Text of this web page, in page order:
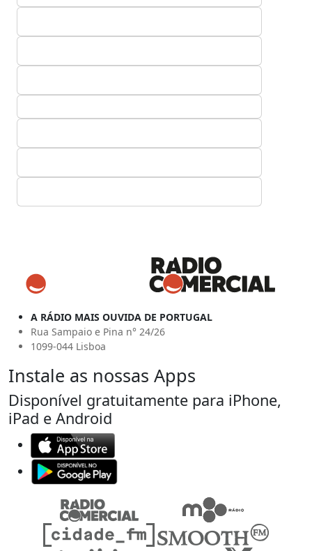
A RÁDIO MAIS OUVIDA DE PORTUGAL
Rua Sampaio e Pina n° 24/26
1099-044 Lisboa
Instale as nossas Apps
Disponível gratuitamente para iPhone,
iPad e Android